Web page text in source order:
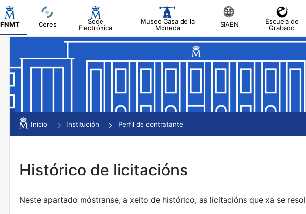
FNMT Ceres
Sede
Electrónica
Museo Casa de la
Moneda
SIAEN
Escuela de
Grabado
Mostrar/Ocultar
Mostrar/Ocultar
Inicio Institución Perfil de contratante
Histórico de licitacións
Neste apartado móstranse, a xeito de histórico, as licitacións que xa se